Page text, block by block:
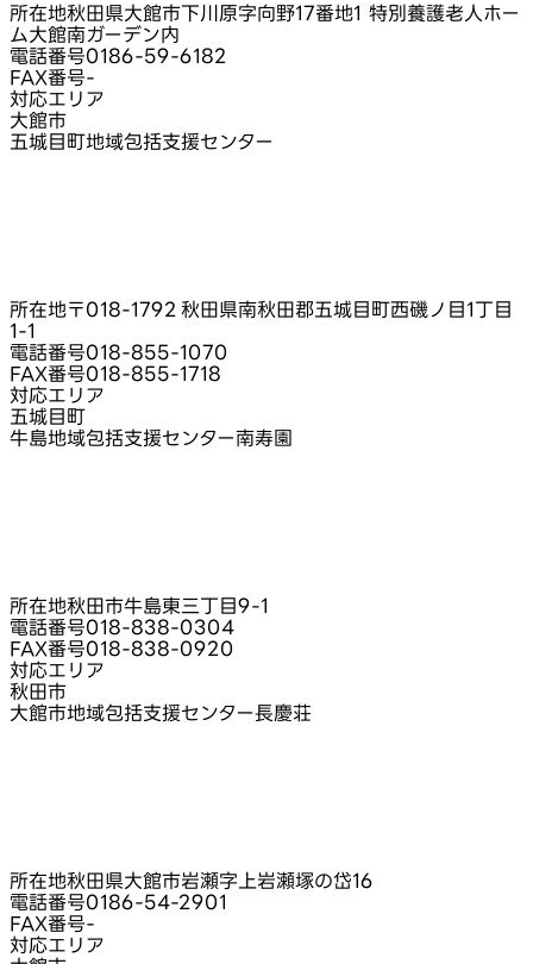
所在地秋田県大館市下川原字向野17番地1 特別養護老人ホー
ム大館南ガーデン内
電話番号0186-59-6182
FAX番号-
対応エリア
大館市
五城目町地域包括支援センター
所在地〒018-1792 秋田県南秋田郡五城目町西磯ノ目1丁目
1‑1
電話番号018-855-1070
FAX番号018-855-1718
対応エリア
五城目町
牛島地域包括支援センター南寿園
所在地秋田市牛島東三丁目9‑1
電話番号018-838-0304
FAX番号018-838-0920
対応エリア
秋田市
大館市地域包括支援センター長慶荘
所在地秋田県大館市岩瀬字上岩瀬塚の岱16
電話番号0186-54-2901
FAX番号-
対応エリア